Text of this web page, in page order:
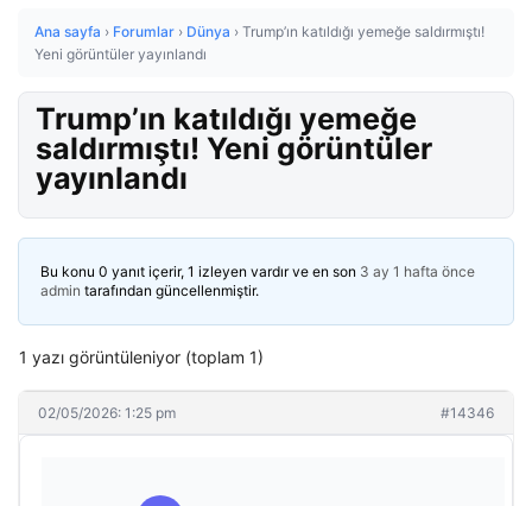
Ana sayfa › Forumlar › Dünya › Trump’ın katıldığı yemeğe saldırmıştı!
Yeni görüntüler yayınlandı
Trump’ın katıldığı yemeğe
saldırmıştı! Yeni görüntüler
yayınlandı
Bu konu 0 yanıt içerir, 1 izleyen vardır ve en son 3 ay 1 hafta önce
admin tarafından güncellenmiştir.
1 yazı görüntüleniyor (toplam 1)
02/05/2026: 1:25 pm #14346